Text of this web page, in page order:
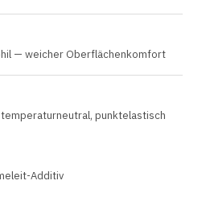
— weicher Oberflächenkomfort
punktelastisch
Additiv